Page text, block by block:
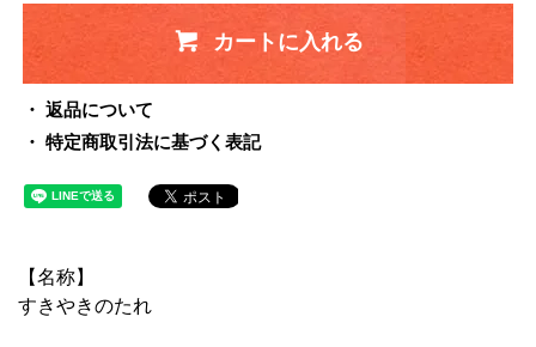
カートに入れる
返品について
特定商取引法に基づく表記
【名称】
すきやきのたれ